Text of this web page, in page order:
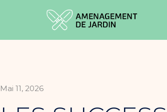
Mai 11, 2026